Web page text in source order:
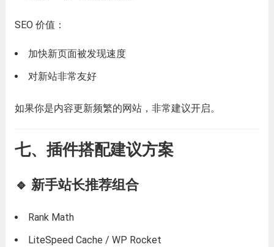
SEO 价值：
加快新页面被发现速度
对新站非常友好
如果你是内容更新频繁的网站，非常建议开启。
七、插件搭配建议方案
🔹 新手站长推荐组合
Rank Math
LiteSpeed Cache / WP Rocket